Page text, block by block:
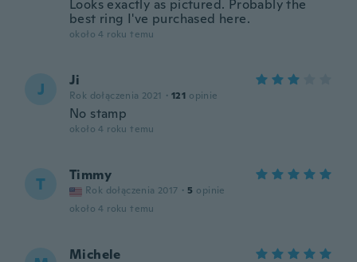
Looks exactly as pictured. Probably the
best ring I've purchased here.
około 4 roku temu
J Ji
Rok dołączenia 2021 · 121 opinie
No stamp
około 4 roku temu
T Timmy
Rok dołączenia 2017 · 5 opinie
około 4 roku temu
Michele